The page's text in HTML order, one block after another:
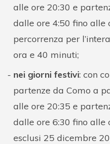
alle ore 20:30 e
dalle ore 4:50 fino alle
percorrenza per
ora e 40 minuti;
nei giorni festivi: con
partenze da Como a
alle ore 20:35 e
dalle ore 6:30 fino alle
esclusi 25 dicembre